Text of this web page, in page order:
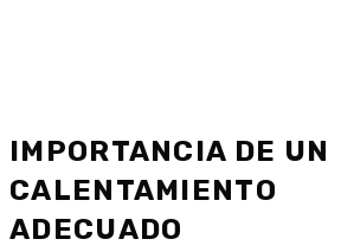
IMPORTANCIA DE UN
CALENTAMIENTO
ADECUADO